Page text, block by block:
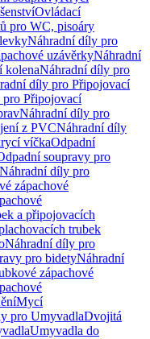
Ovládací
pro WC, pisoáry
Náhradní díly pro
uzávěrkyNáhradní
kolenaNáhradní díly pro
díly pro Připojovací
Připojovací
Náhradní díly pro
z PVCNáhradní díly
víčkaOdpadní
soupravy pro
Náhradní díly pro
zápachové
a připojovacích
trubek
Náhradní díly pro
pro bidetyNáhradní
zápachové
Mycí
pro UmyvadlaDvojitá
Umyvadla do